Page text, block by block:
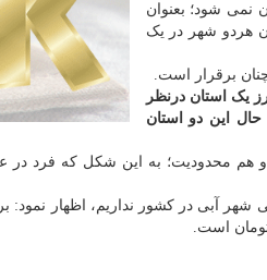
نمی شود؛ بعنوان
هردو شهر در یک
برقرار است.
یک استان درنظر
این دو استان
هم محدودیت؛ به این شکل که فرد
شهر آبی در کشور نداریم، اظهار